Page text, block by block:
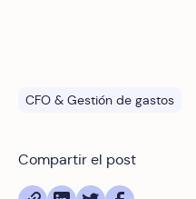
Compartir el post
CFO & Gestión de gastos